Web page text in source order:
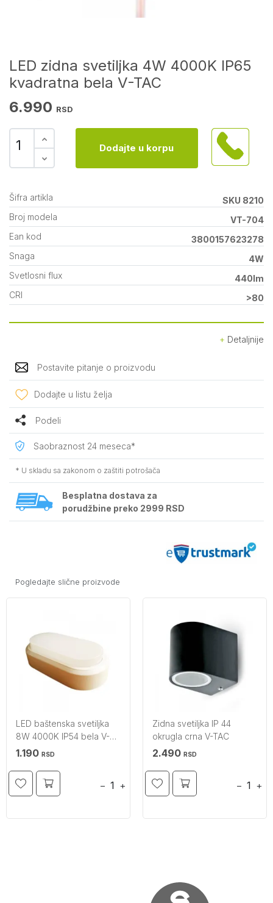
LED zidna svetiljka 4W 4000K IP65
kvadratna bela V-TAC
6.990 RSD
Dodajte u korpu
Šifra artikla
SKU 8210
Broj modela
VT-704
Ean kod
3800157623278
Snaga
4W
Svetlosni flux
440lm
CRI
>80
Detaljnije
Postavite pitanje o proizvodu
Dodajte u listu želja
Podeli
Saobraznost 24 meseca*
* U skladu sa zakonom o zaštiti potrošača
Besplatna dostava za
porudžbine preko 2999 RSD
Pogledajte slične proizvode
LED baštenska svetiljka
8W 4000K IP54 bela V-
TAC
1.190 RSD
− +
Zidna svetiljka IP 44
okrugla crna V-TAC
2.490 RSD
− +